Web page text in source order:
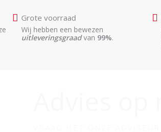
Grote voorraad
Wij hebben een bewezen
uitleveringsgraadvan 99%.